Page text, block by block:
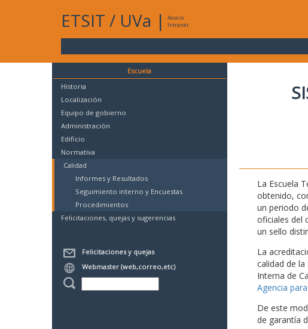
ETSIT / UVa |
Acceso
Intranet
Escuela
Historia
Localización
Equipo de gobierno
Administración
Edificio
Normativa
Calidad
Informes y Resultados
Seguimiento interno y Encuestas
Procedimientos
Felicitaciones, quejas y sugerencias
Felicitaciones y quejas
Webmaster (web,correo,etc)
La Escuela
obtenido,
un periodo
oficiales del
un sello
La
calidad de
Interna de
Agencia
De este
de garantía